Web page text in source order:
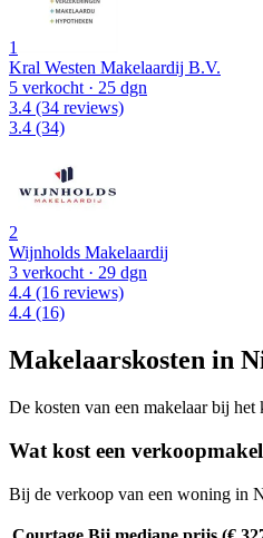
1
Kral Westen Makelaardij B.V.
5 verkocht · 25 dgn
3.4 (34 reviews)
3.4 (34)
2
Wijnholds Makelaardij
3 verkocht · 29 dgn
4.4 (16 reviews)
4.4 (16)
Makelaarskosten in
De kosten van een makelaar bij
Wat kost een
Bij de verkoop van een woning in